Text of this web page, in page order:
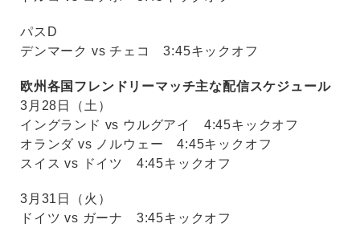
パスD
デンマーク vs チェコ 3:45キックオフ
欧州各国フレンドリーマッチ主な配信スケジュール
3月28日（土）
イングランド vs ウルグアイ 4:45キックオフ
オランダ vs ノルウェー 4:45キックオフ
スイス vs ドイツ 4:45キックオフ
3月31日（火）
ドイツ vs ガーナ 3:45キックオフ